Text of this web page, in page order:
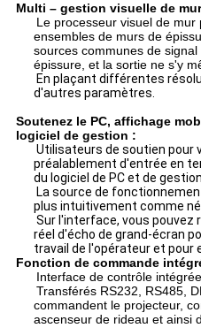
Multi – gestion visuelle de
Le processeur visuel de
ensembles de murs de
sources communes de
épissure, et la sortie ne s'y
En plaçant différentes
d'autres paramètres.
Soutenez le PC, affichage
logiciel de gestion :
Utilisateurs de soutien pour
préalablement d'entrée en
du logiciel de PC et de
La source de
plus intuitivement comme
Sur l'interface, vous pouvez
réel d'écho de grand-écran
travail de l'opérateur et pour
Fonction de commande
Interface de contrôle
Transférés RS232, RS485,
commandent le projecteur,
ascenseur de rideau et ainsi